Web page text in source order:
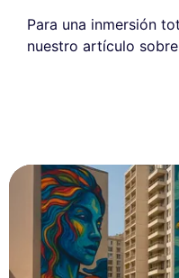
Para una inmersión
nuestro artículo